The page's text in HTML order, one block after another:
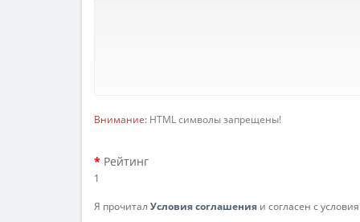
Внимание: HTML символы запрещены!
Рейтинг
1
Я прочитал Условия соглашения и согласен с